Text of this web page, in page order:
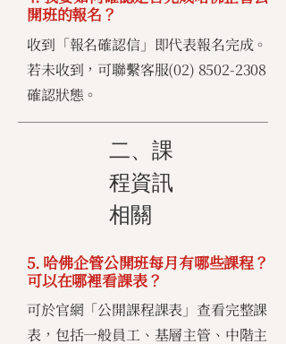
開班的報名？
收到「報名確認信」即代表報名完成。
若未收到，可聯繫客服(02) 8502-2308
確認狀態。
二、課
程資訊
相關
5. 哈佛企管公開班每月有哪些課程？
可以在哪裡看課表？
可於官網「公開課程課表」查看完整課
表，包括一般員工、基層主管、中階主